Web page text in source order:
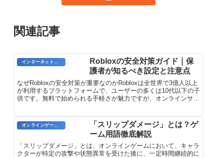
関連記事
インターネット用語
Robloxの安全対策ガイド｜保
護者が知るべき設定と注意点
なぜRobloxの安全対策が重要なのかRobloxは全世界で3億人以上
が利用するプラットフォームで、ユーザーの多くは10代以下の子
供です。無料で始められる手軽さが魅力ですが、オンラインサー
「スリップダメージ」とは？ゲ
ーム用語徹底解説
「スリップダメージ」とは、オンラインゲームにおいて、キャラ
クターが特定の攻撃や状態異常を受けた後に、一定時間継続的に